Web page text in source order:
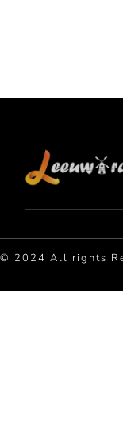
© 2024 All rights